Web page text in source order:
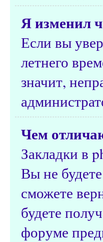
Я изменил
Если вы
летнего
значит,
Чем
Закладки в
Вы не
сможете
будете
форуме